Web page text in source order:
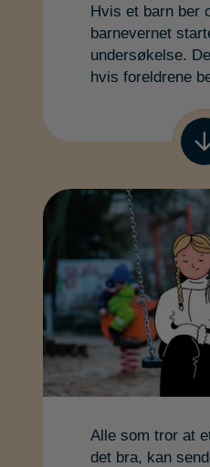
Hvis et barn ber
barnevernet
undersøkelse.
hvis foreldrene
Alle som tror at
det bra, kan